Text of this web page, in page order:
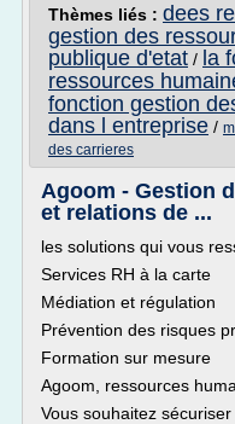
Thèmes liés : dees
gestion des
publique d'etat / la
ressources
fonction gestion
dans l entreprise /
des carrieres
Agoom - Gestion
et relations de ...
les solutions qui vous
Services RH à la carte
Médiation et régulation
Prévention des risques
Formation sur mesure
Agoom, ressources
Vous souhaitez